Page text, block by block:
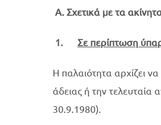
Α. Σχετικά με τα
1. Σε περίπτωση
Η παλαιότητα αρχίζει
άδειας ή την τελευταία
30.9.1980).